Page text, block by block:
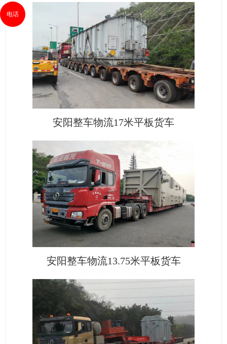
安阳整车物流17米平板货车
安阳整车物流13.75米平板货车
电话